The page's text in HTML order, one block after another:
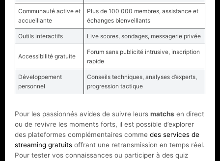
Communauté active et
accueillante
Plus de 100 000 membres, assistance et
échanges bienveillants
Outils interactifs Live scores, sondages, messagerie privée
Accessibilité gratuite
Forum sans publicité intrusive, inscription
rapide
Développement
personnel
Conseils techniques, analyses d’experts,
progression tactique
Pour les passionnés avides de suivre leurs matchs en direct
ou de revivre les moments forts, il est possible d’explorer
des plateformes complémentaires comme des services de
streaming gratuits offrant une retransmission en temps réel.
Pour tester vos connaissances ou participer à des quiz